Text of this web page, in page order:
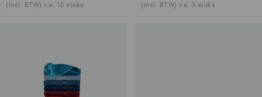
(incl. BTW) v.a. 10 stuks (incl. BTW) v.a. 3 stuks